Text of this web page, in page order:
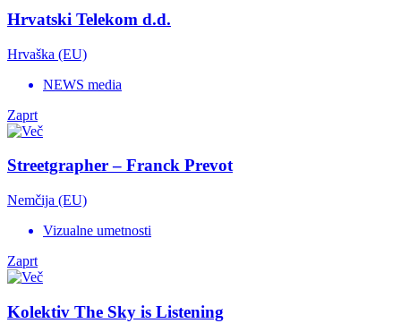
Hrvatski Telekom d.d.
Hrvaška (EU)
NEWS media
Zaprt
Streetgrapher – Franck Prevot
Nemčija (EU)
Vizualne umetnosti
Zaprt
Kolektiv The Sky is Listening